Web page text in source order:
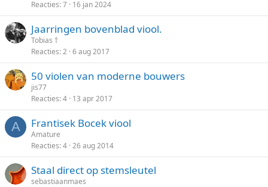
Reacties 7 16 jan 2024
Jaarringen bovenblad viool.
Tobias †
Reacties 2 6 aug 2017
50 violen van moderne bouwers
jis77
Reacties 4 13 apr 2017
A Frantisek Bocek viool
Amature
Reacties 4 26 aug 2014
Staal direct op stemsleutel
sebastiaanmaes